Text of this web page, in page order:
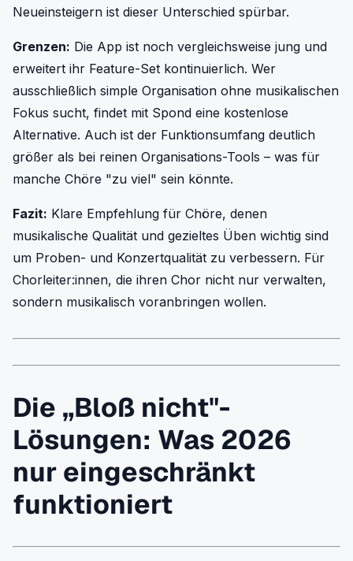
Neueinsteigern ist dieser Unterschied spürbar.
Grenzen: Die App ist noch vergleichsweise jung und
erweitert ihr Feature-Set kontinuierlich. Wer
ausschließlich simple Organisation ohne musikalischen
Fokus sucht, findet mit Spond eine kostenlose
Alternative. Auch ist der Funktionsumfang deutlich
größer als bei reinen Organisations-Tools – was für
manche Chöre "zu viel" sein könnte.
Fazit: Klare Empfehlung für Chöre, denen
musikalische Qualität und gezieltes Üben wichtig sind
um Proben- und Konzertqualität zu verbessern. Für
Chorleiter:innen, die ihren Chor nicht nur verwalten,
sondern musikalisch voranbringen wollen.
Die „Bloß nicht"-
Lösungen: Was 2026
nur eingeschränkt
funktioniert